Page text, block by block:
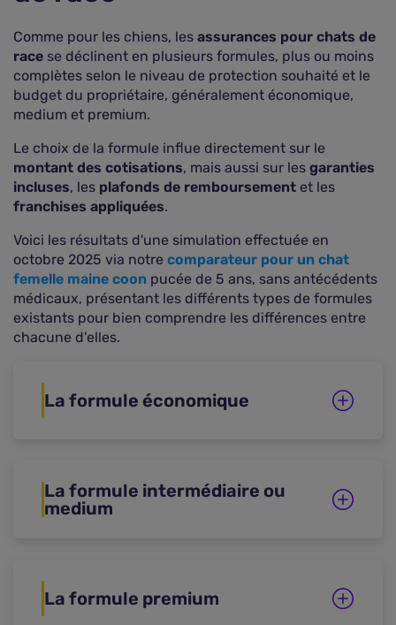
Comme pour les chiens, les assurances pour chats de
race se déclinent en plusieurs formules, plus ou moins
complètes selon le niveau de protection souhaité et le
budget du propriétaire, généralement économique,
medium et premium.
Le choix de la formule influe directement sur le
montant des cotisations, mais aussi sur les garanties
incluses, les plafonds de remboursement et les
franchises appliquées.
Voici les résultats d'une simulation effectuée en
octobre 2025 via notre comparateur pour un chat
femelle maine coon pucée de 5 ans, sans antécédents
médicaux, présentant les différents types de formules
existants pour bien comprendre les différences entre
chacune d'elles.
La formule économique
La formule intermédiaire ou
medium
La formule premium